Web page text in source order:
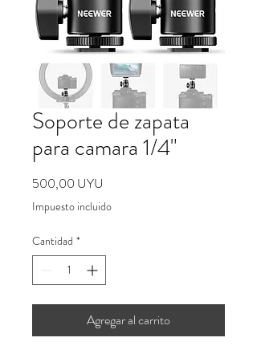
Soporte de zapata
para camara 1/4"
500,00 UYU
Impuesto incluido
Cantidad *
Agregar al carrito